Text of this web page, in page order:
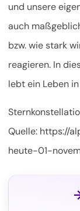
und unsere
auch
bzw. wie stark
reagieren. In
lebt ein Leben
Quelle: https://
heute-01-